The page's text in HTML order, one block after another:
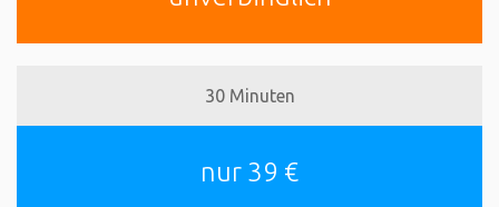
30 Minuten
nur 39 €